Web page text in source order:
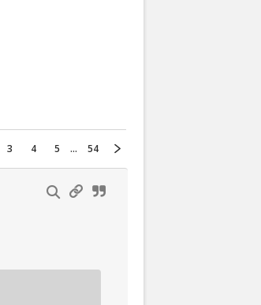
Klussen
3 4 5 ... 54